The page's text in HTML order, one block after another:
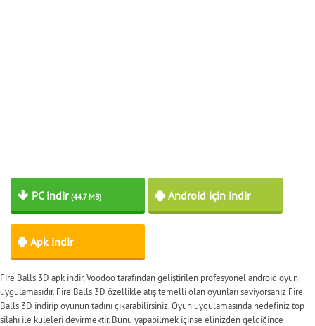
PC indir (44.7 MB) Android için indir
Apk indir
Fire Balls 3D apk indir, Voodoo tarafından geliştirilen profesyonel android oyun
uygulamasıdır. Fire Balls 3D özellikle atış temelli olan oyunları seviyorsanız Fire
Balls 3D indirip oyunun tadını çıkarabilirsiniz. Oyun uygulamasında hedefiniz top
silahı ile kuleleri devirmektir. Bunu yapabilmek içinse elinizden geldiğince